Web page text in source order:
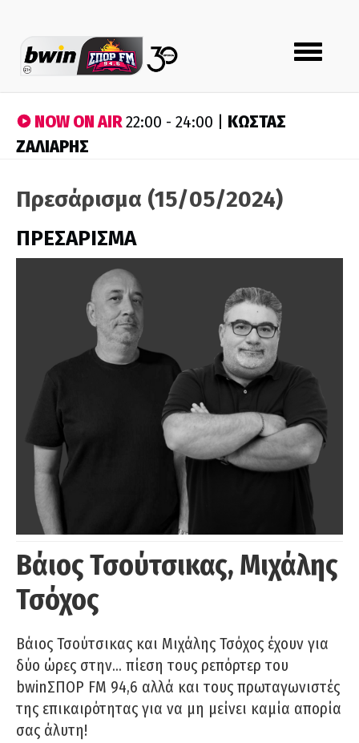
Toggle
navigation
NOW ON AIR22:00 - 24:00 | ΚΩΣΤΑΣ
ΖΑΛΙΑΡΗΣ
Πρεσάρισμα (15/05/2024)
ΠΡΕΣΑΡΙΣΜΑ
Βάιος Τσούτσικας, Μιχάλης
Τσόχος
Βάιος Τσούτσικας και Μιχάλης Τσόχος έχουν για
δύο ώρες στην… πίεση τους ρεπόρτερ του
bwinΣΠΟΡ FM 94,6 αλλά και τους πρωταγωνιστές
της επικαιρότητας για να μη μείνει καμία απορία
σας άλυτη!